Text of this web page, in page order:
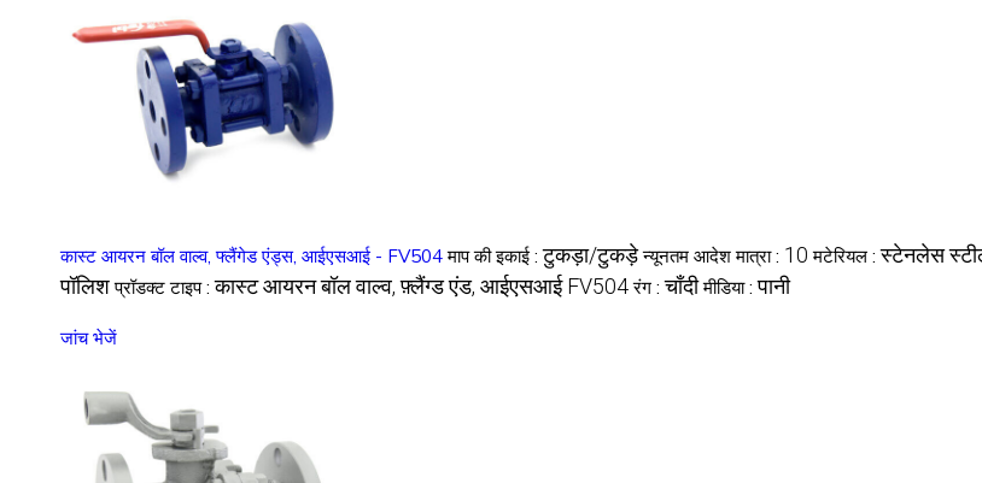
कास्ट आयरन बॉल वाल्व, फ्लैंगेड एंड्स, आईएसआई - FV504 माप की इकाई :टुकड़ा/टुकड़े न्यूनतम आदेश मात्रा : 10 मटेरियल :स्टेनलेस
पॉलिश प्रॉडक्ट टाइप :कास्ट आयरन बॉल वाल्व, फ़्लैंग्ड एंड, आईएसआई FV504 रंग :चाँदी मीडिया :पानी
जांच भेजें